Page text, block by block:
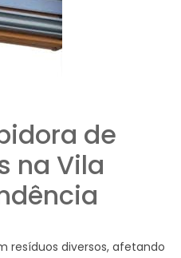
de
na Vila
resíduos diversos, afetando